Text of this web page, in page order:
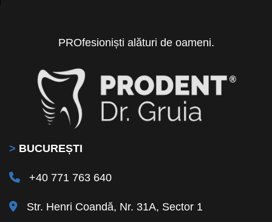
PROfesioniști alături de oameni.
> BUCUREȘTI
+40 771 763 640
Str. Henri Coandă, Nr. 31A, Sector 1